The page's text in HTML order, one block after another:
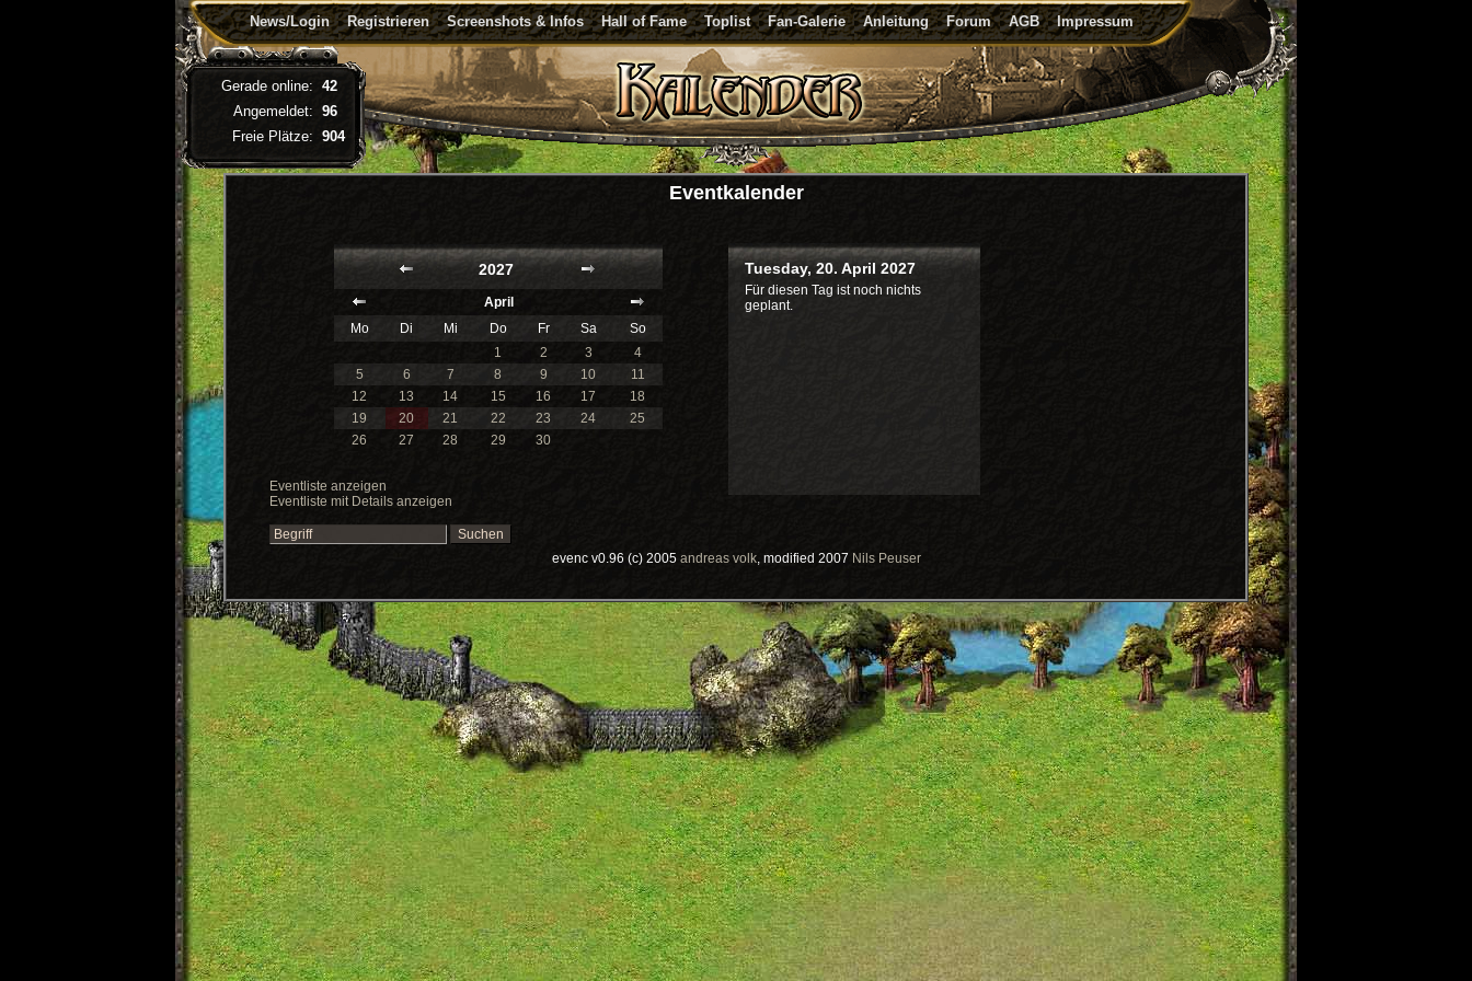
News/Login Registrieren Screenshots & Infos Hall of Fame Toplist Fan-Galerie Anleitung Forum AGB Impressum
Eventkalender
2027
April
Mo
Di Mi Do Fr Sa
So
1
2 3
4
5
6 7 8 9 10
11
12
13 14 15 16 17
18
19
20 21 22 23 24
25
26
27 28 29 30
Eventliste anzeigen
Eventliste mit Details anzeigen
Tuesday, 20. April 2027
Für diesen Tag ist noch nichts
geplant.
evenc v0.96 (c) 2005 andreas volk, modified 2007 Nils Peuser
Gerade online: 42
Angemeldet: 96
Freie Plätze: 904